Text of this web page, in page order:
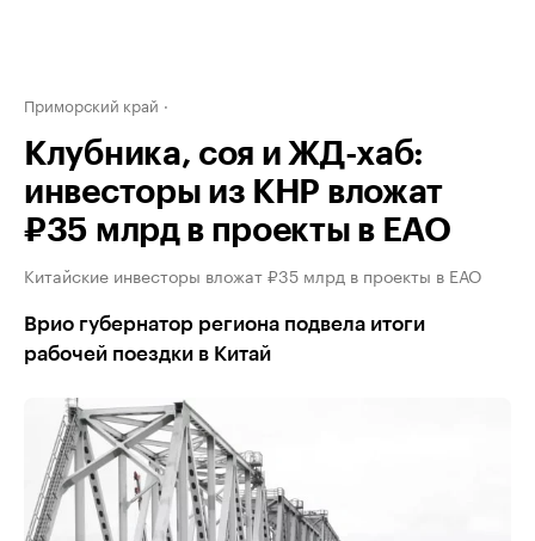
Приморский край
Клубника, соя и ЖД-хаб:
инвесторы из КНР вложат
₽35 млрд в проекты в ЕАО
Китайские инвесторы вложат ₽35 млрд в проекты в ЕАО
Врио губернатор региона подвела итоги
рабочей поездки в Китай